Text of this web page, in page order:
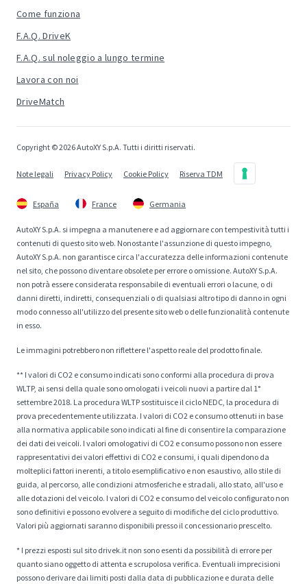
Come funziona
F.A.Q. DriveK
F.A.Q. sul noleggio a lungo termine
Lavora con noi
DriveMatch
Copyright © 2026 AutoXY S.p.A. Tutti i diritti riservati.
Note legali Privacy Policy Cookie Policy Riserva TDM
España France Germania
AutoXY S.p.A. si impegna a manutenere e ad aggiornare con tempestività tutti i
contenuti di questo sito web. Nonostante l'assunzione di questo impegno,
AutoXY S.p.A. non garantisce circa l'accuratezza delle informazioni contenute
nel sito, che possono diventare obsolete per errore o omissione. AutoXY S.p.A.
non potrà essere considerata responsabile di eventuali errori o lacune, o di
danni diretti, indiretti, consequenziali o di qualsiasi altro tipo di danno in ogni
modo connesso all'utilizzo del presente sito web o delle funzionalità contenute
in esso.
Le immagini potrebbero non riflettere l'aspetto reale del prodotto finale.
** I valori di CO2 e consumo indicati sono conformi alla procedura di prova
WLTP, ai sensi della quale sono omologati i veicoli nuovi a partire dal 1°
settembre 2018. La procedura WLTP sostituisce il ciclo NEDC, la procedura di
prova precedentemente utilizzata. I valori di CO2 e consumo ottenuti in base
alla normativa applicabile sono indicati al fine di consentire la comparazione
dei dati dei veicoli. I valori omologativi di CO2 e consumo possono non essere
rappresentativi dei valori effettivi di CO2 e consumi, i quali dipendono da
molteplici fattori inerenti, a titolo esemplificativo e non esaustivo, allo stile di
guida, al percorso, alle condizioni atmosferiche e stradali, allo stato, all'uso e
alle dotazioni del veicolo. I valori di CO2 e consumo del veicolo configurato non
sono definitivi e possono evolvere a seguito di modifiche del ciclo produttivo.
Valori più aggiornati saranno disponibili presso il concessionario prescelto.
* I prezzi esposti sul sito drivek.it non sono esenti da possibilità di errore per
quanto siano oggetto di attenta e scrupolosa verifica. Eventuali imprecisioni
possono derivare dai limiti posti dalla data di pubblicazione e durata delle